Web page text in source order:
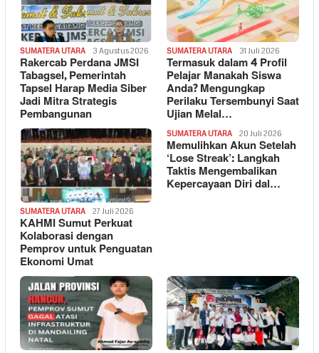
SUMATERA UTARA 3 Agustus 2026
Rakercab Perdana JMSI
Tabagsel, Pemerintah
Tapsel Harap Media Siber
Jadi Mitra Strategis
Pembangunan
SUMATERA UTARA 31 Juli 2026
Termasuk dalam 4 Profil
Pelajar Manakah Siswa
Anda? Mengungkap
Perilaku Tersembunyi Saat
Ujian Melal…
SUMATERA UTARA 27 Juli 2026
KAHMI Sumut Perkuat
Kolaborasi dengan
Pemprov untuk Penguatan
Ekonomi Umat
SUMATERA UTARA 20 Juli 2026
Memulihkan Akun Setelah
‘Lose Streak’: Langkah
Taktis Mengembalikan
Kepercayaan Diri dal…